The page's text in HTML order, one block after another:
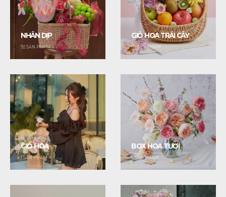
NHÂN DỊP
92 SẢN PHẨM
GIỎ HOA TRÁI CÂY
28SẢN PHẨM
GIỎ HOA
1SẢN PHẨM
BOX HOA TƯƠI
6SẢN PHẨM